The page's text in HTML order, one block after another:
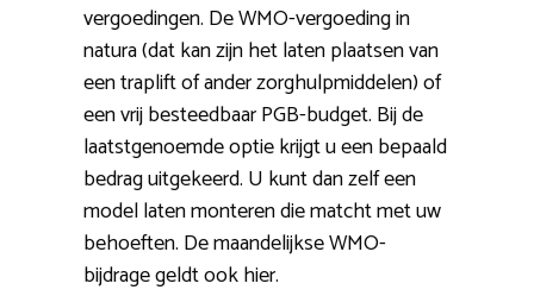
vergoedingen. De WMO-vergoeding in
natura (dat kan zijn het laten plaatsen van
een traplift of ander zorghulpmiddelen) of
een vrij besteedbaar PGB-budget. Bij de
laatstgenoemde optie krijgt u een bepaald
bedrag uitgekeerd. U kunt dan zelf een
model laten monteren die matcht met uw
behoeften. De maandelijkse WMO-
bijdrage geldt ook hier.